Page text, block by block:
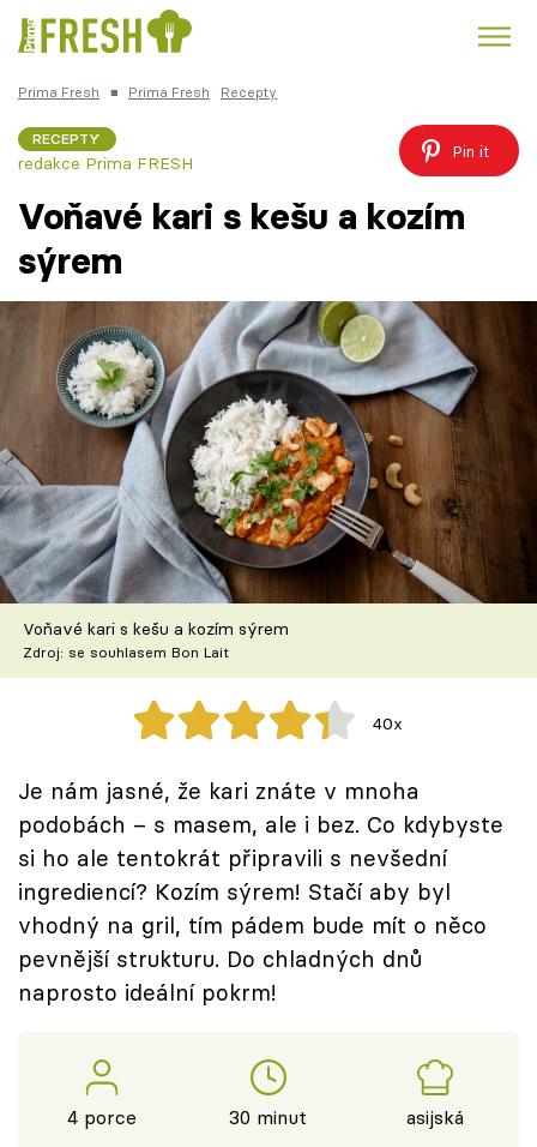
Česká kuchyně Čokoláda
Témata
Recepty
Články
TV Program
Škola vaření
Recepty z TV
Speciál: Cuketa
Těhotnej kuchař
Sledujte prima+
Přihlášení
Sledujte nás
Prima Fresh ■ Prima Fresh Recepty
RECEPTY
redakce Prima FRESH
Pin it
Voňavé kari s kešu a kozím
sýrem
Voňavé kari s kešu a kozím sýrem
Zdroj: se souhlasem Bon Lait
40x
Je nám jasné, že kari znáte v mnoha
podobách – s masem, ale i bez. Co kdybyste
si ho ale tentokrát připravili s nevšední
ingrediencí? Kozím sýrem! Stačí aby byl
vhodný na gril, tím pádem bude mít o něco
pevnější strukturu. Do chladných dnů
naprosto ideální pokrm!
4 porce 30 minut asijská